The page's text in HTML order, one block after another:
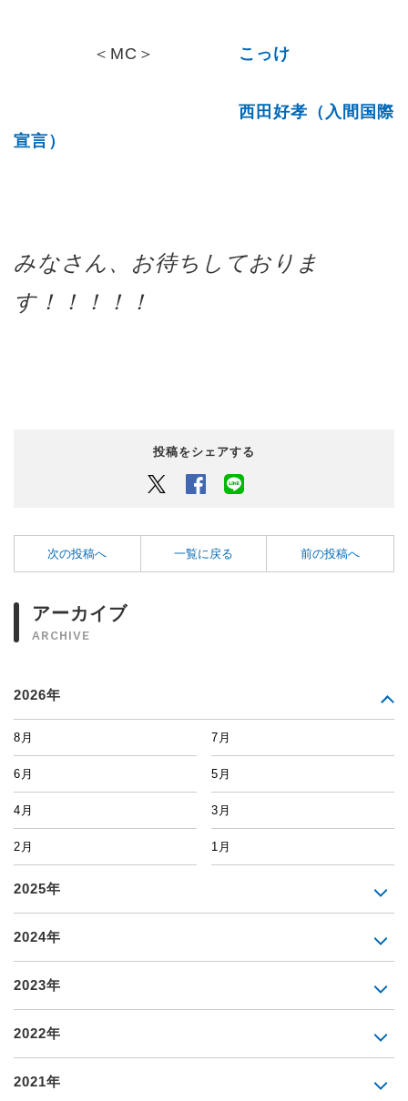
＜MC＞ こっけ
西田好孝（入間国際
宣言）
みなさん、お待ちしておりま
す！！！！！
投稿をシェアする
Twitter Facebook
次の投稿へ 一覧に戻る 前の投稿へ
アーカイブ
ARCHIVE
2026年
8月 7月
6月 5月
4月 3月
2月 1月
2025年
2024年
2023年
2022年
2021年